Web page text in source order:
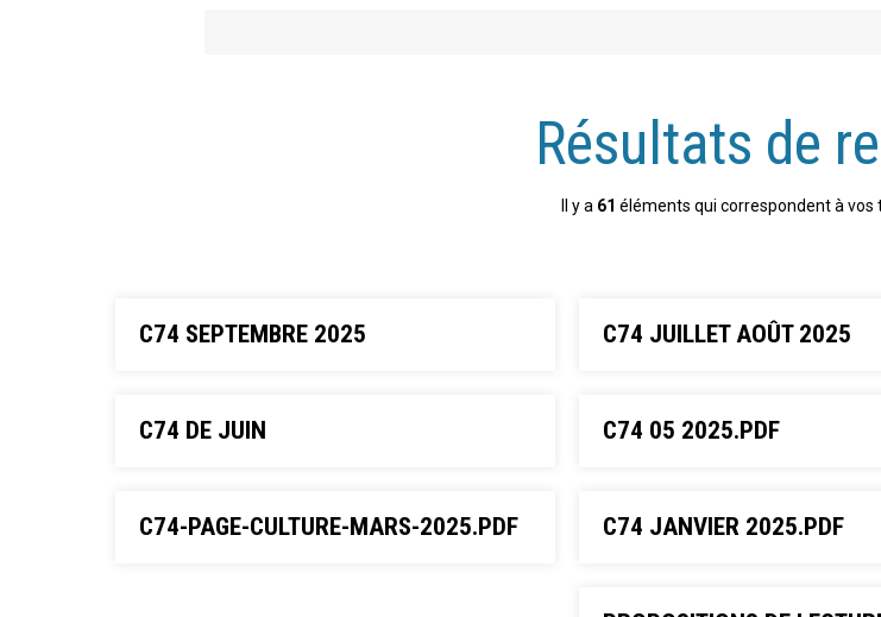
Résultats de
Il y a 61 éléments qui correspondent à vos
C74 SEPTEMBRE 2025 C74 JUILLET AOÛT 2025
C74 DE JUIN C74 05 2025.PDF
C74-PAGE-CULTURE-MARS-2025.PDF C74 JANVIER 2025.PDF